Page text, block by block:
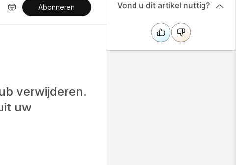
Abonneren
verwijderen.
uw
Vond u dit artikel nuttig?